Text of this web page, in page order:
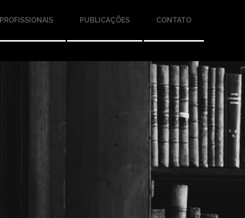
PROFISSIONAIS PUBLICAÇÕES CONTATO